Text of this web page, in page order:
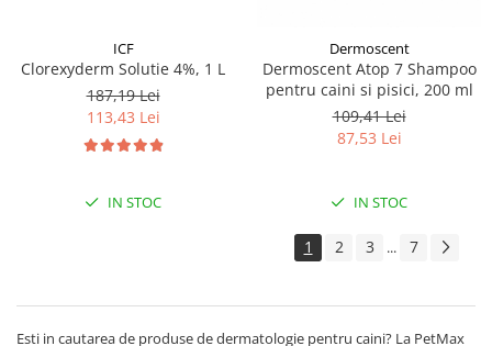
ICF
Clorexyderm Solutie 4%, 1 L
187,19 Lei
113,43 Lei
IN STOC
Dermoscent
Dermoscent Atop 7 Shampoo
pentru caini si pisici, 200 ml
109,41 Lei
87,53 Lei
IN STOC
1 2 3 ... 7
Esti in cautarea de produse de dermatologie pentru caini? La PetMax